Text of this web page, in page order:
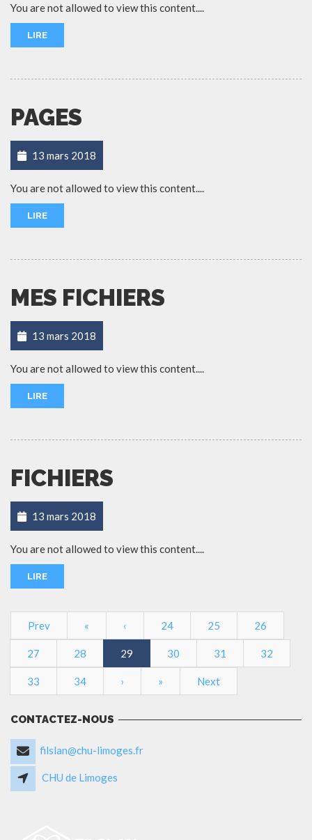
You are not allowed to view this content....
LIRE
PAGES
13 mars 2018
You are not allowed to view this content....
LIRE
MES FICHIERS
13 mars 2018
You are not allowed to view this content....
LIRE
FICHIERS
13 mars 2018
You are not allowed to view this content....
LIRE
Prev « ‹ 24 25 26
27 28 29 30 31 32
33 34 › » Next
CONTACTEZ-NOUS
filslan@chu-limoges.fr
CHU de Limoges